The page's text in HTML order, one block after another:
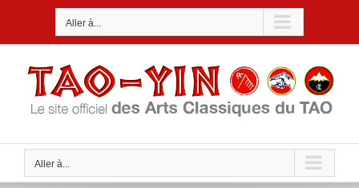
Aller à...
Aller à...